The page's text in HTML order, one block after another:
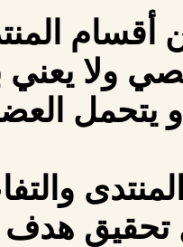
ولا يعني
هدف